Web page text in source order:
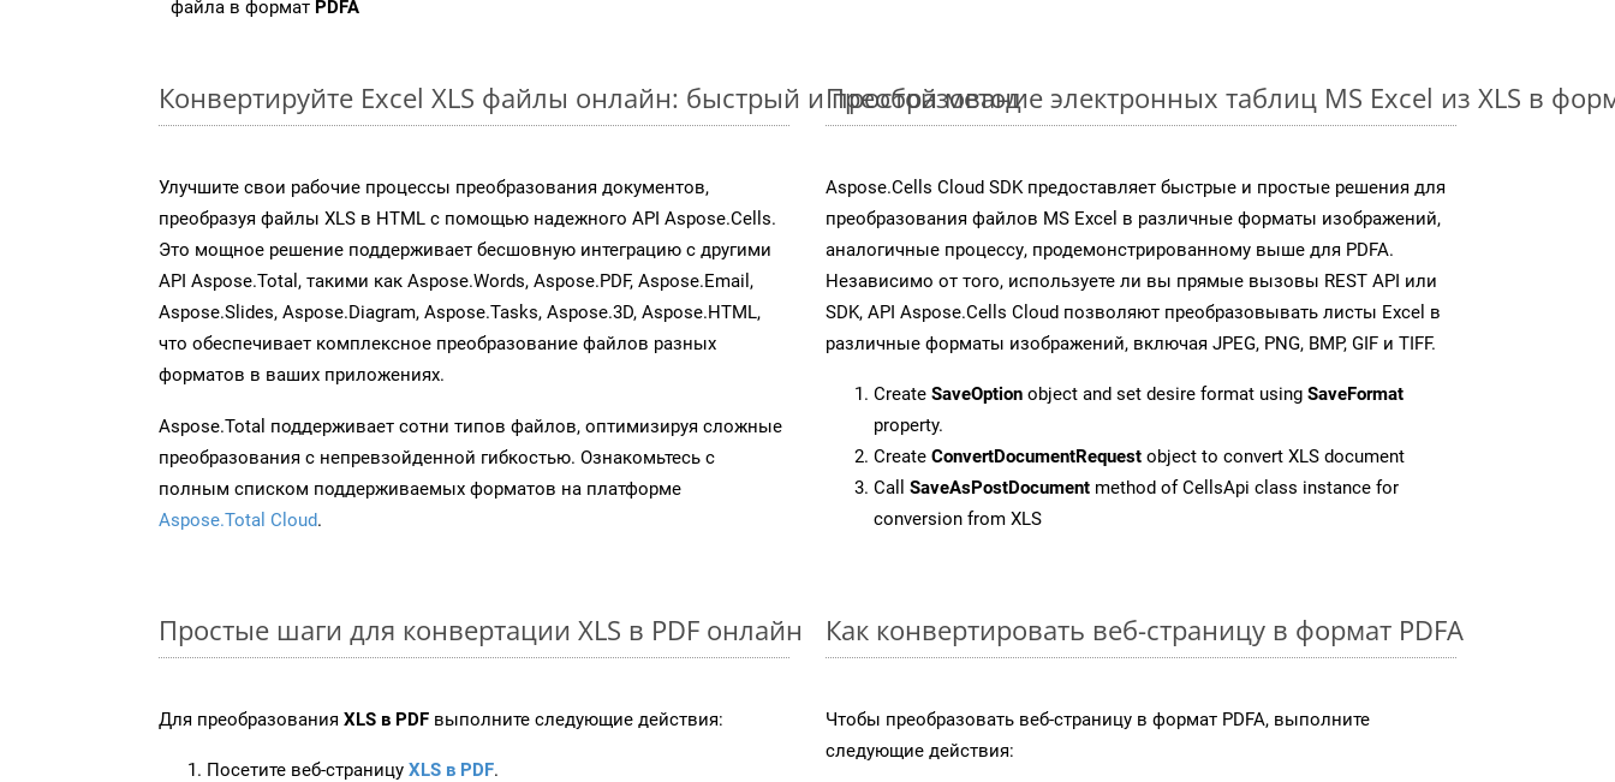
файла в формат PDFA
Конвертируйте Excel XLS файлы онлайн: быстрый и простой метод
Улучшите свои рабочие процессы преобразования документов,
преобразуя файлы XLS в HTML с помощью надежного API Aspose.Cells.
Это мощное решение поддерживает бесшовную интеграцию с другими
API Aspose.Total, такими как Aspose.Words, Aspose.PDF, Aspose.Email,
Aspose.Slides, Aspose.Diagram, Aspose.Tasks, Aspose.3D, Aspose.HTML,
что обеспечивает комплексное преобразование файлов разных
форматов в ваших приложениях.
Aspose.Total поддерживает сотни типов файлов, оптимизируя сложные
преобразования с непревзойденной гибкостью. Ознакомьтесь с
полным списком поддерживаемых форматов на платформе
Aspose.Total Cloud.
Преобразование электронных таблиц MS Excel из XLS в
Aspose.Cells Cloud SDK предоставляет быстрые и простые решения для
преобразования файлов MS Excel в различные форматы изображений,
аналогичные процессу, продемонстрированному выше для PDFA.
Независимо от того, используете ли вы прямые вызовы REST API или
SDK, API Aspose.Cells Cloud позволяют преобразовывать листы Excel в
различные форматы изображений, включая JPEG, PNG, BMP, GIF и TIFF.
Create SaveOption object and set desire format using SaveFormat
property.
Create ConvertDocumentRequest object to convert XLS document
Call SaveAsPostDocument method of CellsApi class instance for
conversion from XLS
Простые шаги для конвертации XLS в PDF онлайн
Для преобразования XLS в PDF выполните следующие действия:
Посетите веб-страницу XLS в PDF.
Как конвертировать веб-страницу в формат PDFA
Чтобы преобразовать веб-страницу в формат PDFA, выполните
следующие действия: